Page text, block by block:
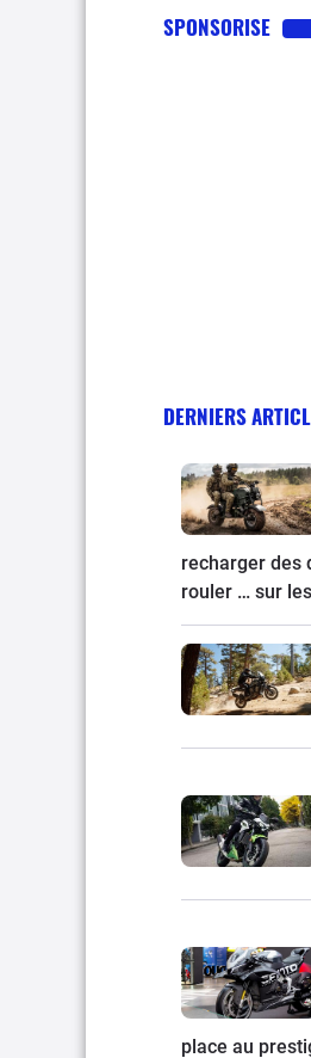
SPONSORISE
DERNIERS
recharger des
rouler … sur
place au